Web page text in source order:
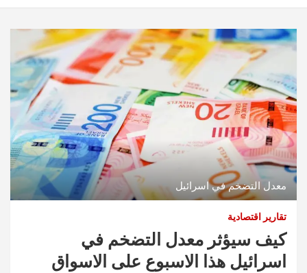
معدل التضخم في اسرائيل
تقارير اقتصادية
كيف سيؤثر معدل التضخم في
اسرائيل هذا الاسبوع على الاسواق